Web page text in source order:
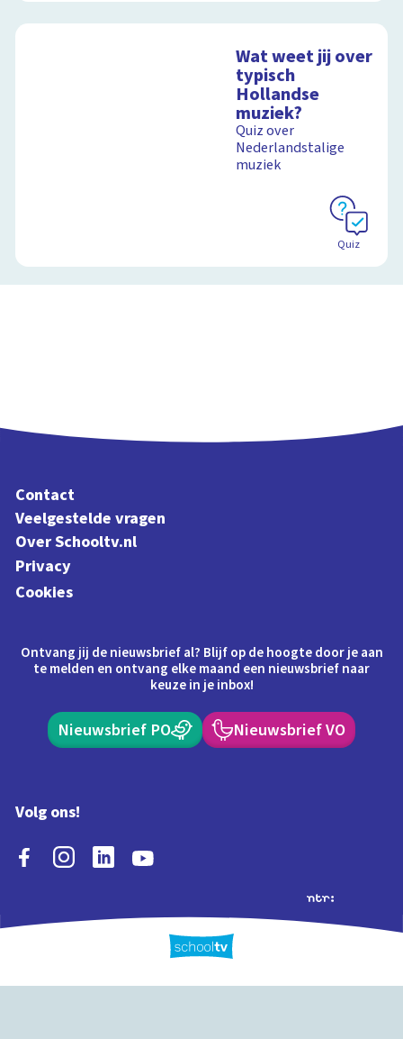
Wat weet jij over
typisch
Hollandse
muziek?
Quiz over
Nederlandstalige
muziek
Quiz
Contact
Veelgestelde vragen
Over Schooltv.nl
Privacy
Cookies
Ontvang jij de nieuwsbrief al? Blijf op de hoogte door je aan
te melden en ontvang elke maand een nieuwsbrief naar
keuze in je inbox!
Nieuwsbrief PO Nieuwsbrief VO
Volg ons!